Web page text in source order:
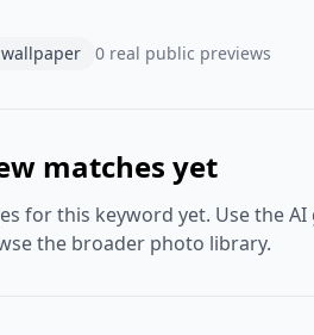
0 real public previews
matches yet
for this keyword yet. Use the
the broader photo library.